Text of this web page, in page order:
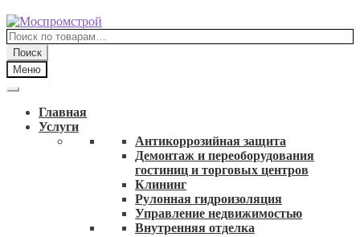
Перейти
к
навигации
Перейти
к
содержимому
Искать:
Поиск
Меню
Главная
Услуги
Антикоррозийная защита
Демонтаж и переоборудования
гостиниц и торговых центров
Клининг
Рулонная гидроизоляция
Управление недвижимостью
Внутренняя отделка